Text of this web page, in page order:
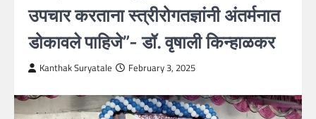
उपचार करताना स्त्रीरोगतज्ञांनी अंतर्मनात
डोकावले पाहिजे”- डॉ. वृषाली किन्हाळकर
Kanthak Suryatale February 3, 2025